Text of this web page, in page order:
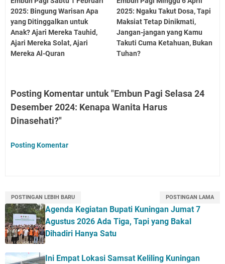
2025: Bingung Warisan Apa
yang Ditinggalkan untuk
Anak? Ajari Mereka Tauhid,
Ajari Mereka Solat, Ajari
Mereka Al-Quran
2025: Ngaku Takut Dosa, Tapi
Maksiat Tetap Dinikmati,
Jangan-jangan yang Kamu
Takuti Cuma Ketahuan, Bukan
Tuhan?
Posting Komentar untuk "Embun Pagi Selasa 24
Desember 2024: Kenapa Wanita Harus
Dinasehati?"
Posting Komentar
POSTINGAN LEBIH BARU POSTINGAN LAMA
Agenda Kegiatan Bupati Kuningan Jumat 7
Agustus 2026 Ada Tiga, Tapi yang Bakal
Dihadiri Hanya Satu
Ini Empat Lokasi Samsat Keliling Kuningan